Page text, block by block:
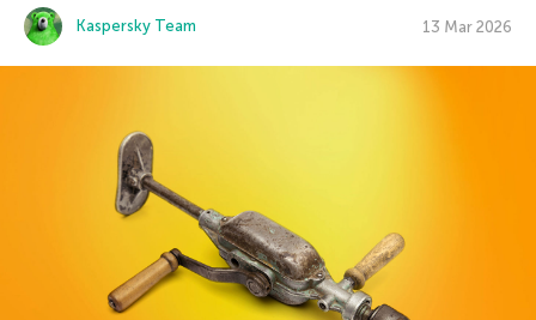
Kaspersky Team 13 Mar 2026